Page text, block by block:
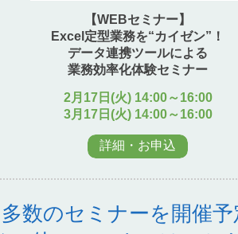
【WEBセミナー】
Excel定型業務を“カイゼン”！
データ連携ツールによる
業務効率化体験セミナー
2月17日(火) 14:00～16:00
3月17日(火) 14:00～16:00
詳細・お申込
多数のセミナーを開催予